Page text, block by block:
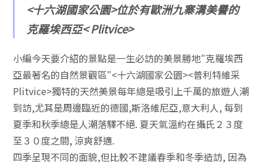
<十六湖國家公園>位於有歐洲九寨溝美譽的
克羅埃西亞< Plitvice>
小編今天要介紹的景點是一生必訪的美景勝地″克羅埃西
亞最著名的自然景觀區″<十六湖國家公園><普利特維采
Plitvice>獨特的天然美景每年總是吸引上千萬的旅遊人潮
到訪,尤其是周邊臨近的德國,斯洛維尼亞,意大利人, 每到
夏季和秋季總是人潮落驛不絕. 夏天氣溫約在攝氏２３度
至３０度之間, 涼爽舒適.
四季呈現不同的面貌,但比較不建議春季和冬季造訪, 因為